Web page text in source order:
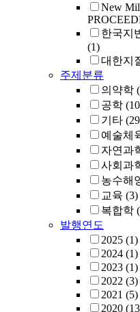
New
한국지
(1)
대한지
주제분류
의약학
공학
기타
예술체
자연과
사회과
농수해
교육 (3)
복합학
발행연도
2025 (1)
2024 (1)
2023 (1)
2022 (3)
2021 (5)
2020